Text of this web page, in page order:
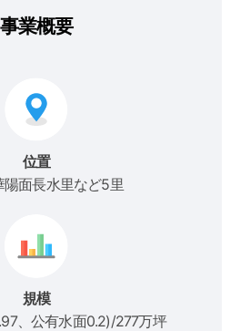
事業概要
位置
陽面長水里など5里
規模
、公有水面0.2)/277万坪